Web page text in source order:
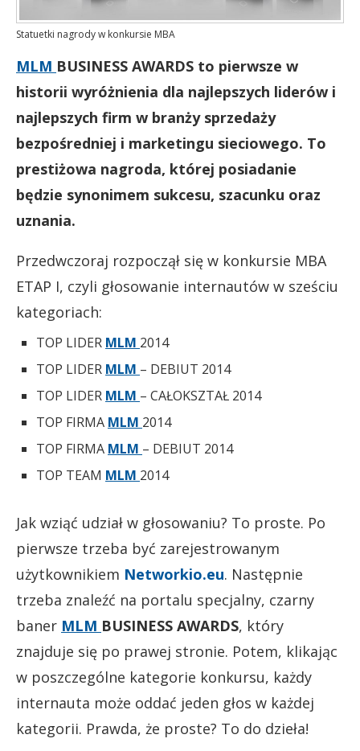
Statuetki nagrody w konkursie MBA
MLM BUSINESS AWARDS to pierwsze w
historii wyróżnienia dla najlepszych liderów i
najlepszych firm w branży sprzedaży
bezpośredniej i marketingu sieciowego. To
prestiżowa nagroda, której posiadanie
będzie synonimem sukcesu, szacunku oraz
uznania.
Przedwczoraj rozpoczął się w konkursie MBA
ETAP I, czyli głosowanie internautów w sześciu
kategoriach:
TOP LIDER MLM 2014
TOP LIDER MLM – DEBIUT 2014
TOP LIDER MLM – CAŁOKSZTAŁ 2014
TOP FIRMA MLM 2014
TOP FIRMA MLM – DEBIUT 2014
TOP TEAM MLM 2014
Jak wziąć udział w głosowaniu? To proste. Po
pierwsze trzeba być zarejestrowanym
użytkownikiem Networkio.eu. Następnie
trzeba znaleźć na portalu specjalny, czarny
baner MLM BUSINESS AWARDS, który
znajduje się po prawej stronie. Potem, klikając
w poszczególne kategorie konkursu, każdy
internauta może oddać jeden głos w każdej
kategorii. Prawda, że proste? To do dzieła!